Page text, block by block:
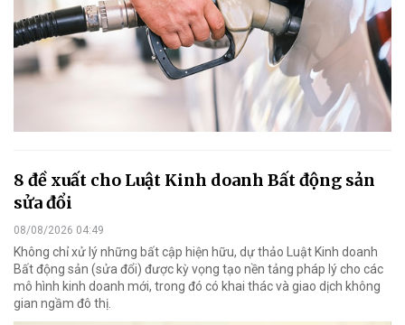
8 đề xuất cho Luật Kinh doanh Bất động sản
sửa đổi
08/08/2026 04:49
Không chỉ xử lý những bất cập hiện hữu, dự thảo Luật Kinh doanh
Bất động sản (sửa đổi) được kỳ vọng tạo nền tảng pháp lý cho các
mô hình kinh doanh mới, trong đó có khai thác và giao dịch không
gian ngầm đô thị.